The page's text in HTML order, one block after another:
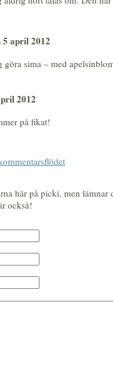
5 april 2012
göra sima – med
2012
på fikat!
här på picki, men lämnar
också!